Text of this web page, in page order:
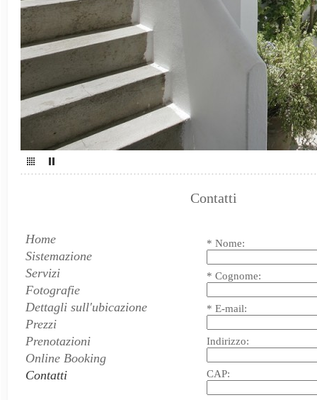
Contatti
Home
Sistemazione
Servizi
Fotografie
Dettagli sull'ubicazione
Prezzi
Prenotazioni
Online Booking
Contatti
* Nome:
* Cognome:
* E-mail:
Indirizzo:
CAP: